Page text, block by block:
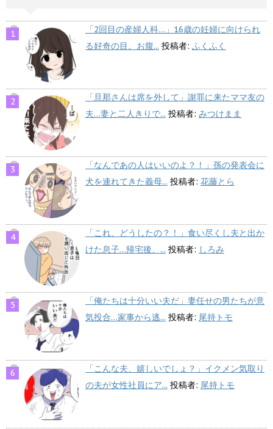
「2回目の産婦人科…」16歳の妊婦に向けられ
る好奇の目。お腹... 投稿者: ふくふく
「旦那さんは席を外して」謝罪に来たママ友の
夫…妻と二人きりで... 投稿者: みつけまま
「なんであの人はいいのよ？！」孫の発表会に
犬を連れてきた義母... 投稿者: 花藤とら
「これ、どうしたの？！」食い尽くし夫と出か
けた息子…帰宅後、... 投稿者: しろみ
「俺たちは十分いい夫だ」妻任せの男たちが意
気投合…家事から逃... 投稿者: 尾持トモ
「こんな夫、嬉しいでしょ？」イクメン気取り
の夫が女性社員にア... 投稿者: 尾持トモ